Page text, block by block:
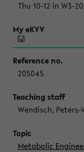
Thu 10-12 in W3-
205045
Wendisch, Peters-
Metabolic